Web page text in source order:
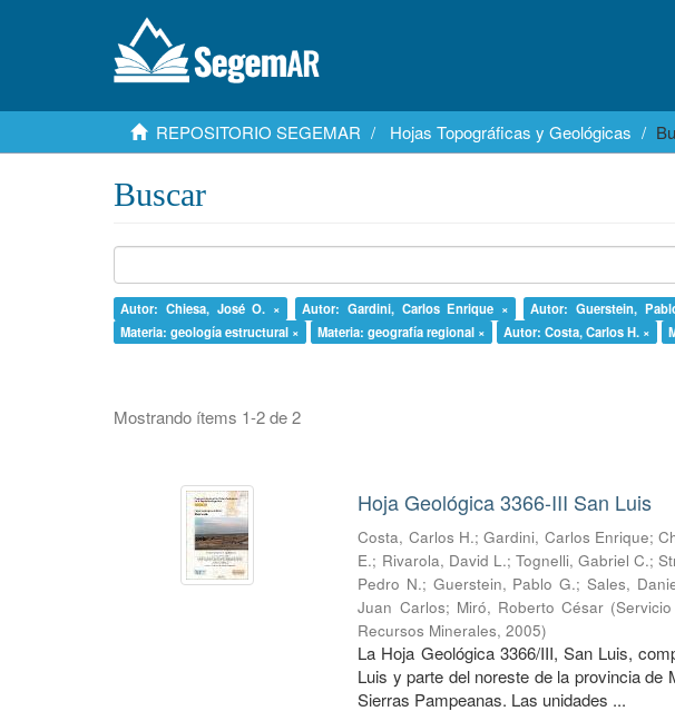
REPOSITORIO SEGEMAR Hojas Topográficas y Geológicas
Buscar
Autor: Chiesa, José O. × Autor: Gardini, Carlos Enrique × Autor: Guerstein,
Materia: geología estructural ×
Materia: geografía regional × Autor: Costa, Carlos H. ×
Mostrando ítems 1-2 de 2
Hoja Geológica 3366-III San Luis
Costa, Carlos H.;Gardini, Carlos Enrique;
E.; Rivarola, David L.; Tognelli, Gabriel C.;
Pedro N.; Guerstein, Pablo G.; Sales,
Juan Carlos; Miró, Roberto César (
Recursos Minerales,2005)
La Hoja Geológica 3366/III, San Luis,
Luis y parte del noreste de la provincia de
Sierras Pampeanas. Las unidades ...